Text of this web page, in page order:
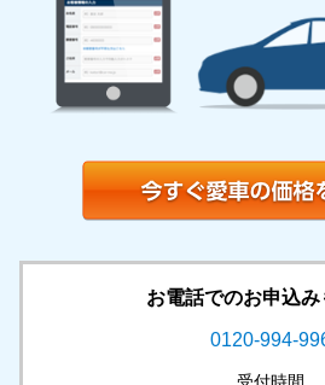
お電話でのお申込み
0120-994-
受付時間